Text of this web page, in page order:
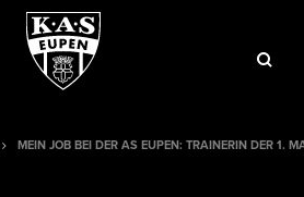
MEIN JOB BEI DER AS EUPEN: TRAINERIN DER 1.